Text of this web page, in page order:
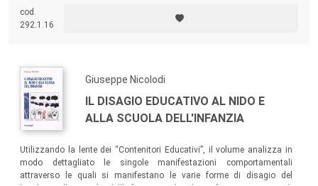
nelle condizioni di adempiere alle funzioni connesse al proprio ruolo in
modo sempre più efficace e positivo.
cod.
292.1.16
Giuseppe Nicolodi
IL DISAGIO EDUCATIVO AL NIDO E
ALLA SCUOLA DELL'INFANZIA
Utilizzando la lente dei “Contenitori Educativi”, il volume analizza in
modo dettagliato le singole manifestazioni comportamentali
attraverso le quali si manifestano le varie forme di disagio del